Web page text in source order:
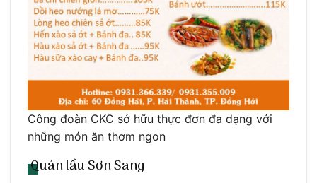
Công đoàn CKC sở hữu thực đơn đa dạng với
những món ăn thơm ngon
Quán lẩu Sơn Sang